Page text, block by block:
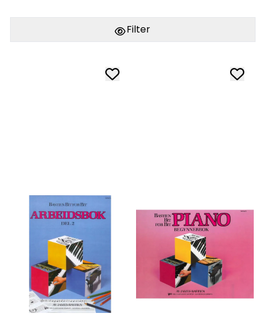
Filter